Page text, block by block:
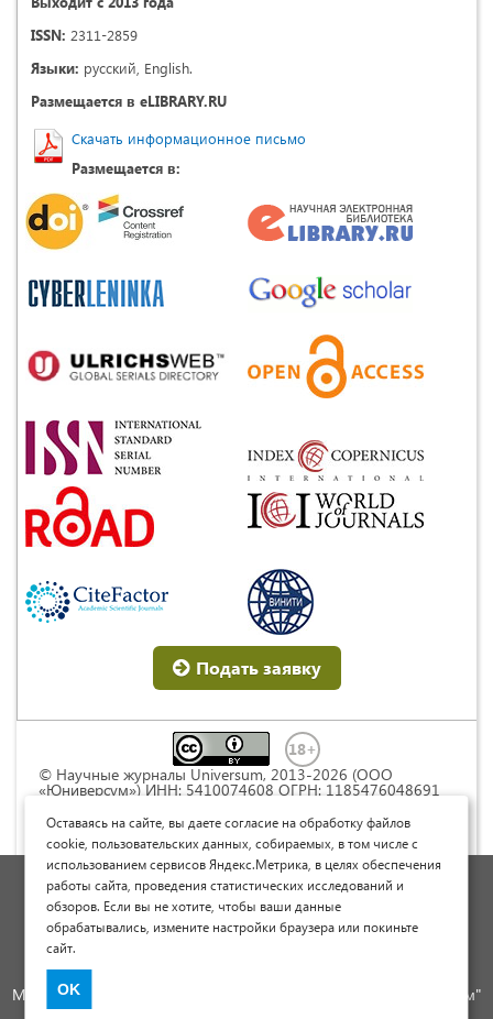
ISSN: 2311-2859
Языки: русский, English.
Размещается в eLIBRARY.RU
Скачать информационное письмо
Размещается в:
Подать заявку
© Научные журналы Universum, 2013-2026 (ООО
«Юниверсум») ИНН: 5410074608 ОГРН: 1185476048691
Commons « Attribution» («Атрибуция») 4.0
Непортированная
Политика обработки персональных данных
Договор оферты
Опубликовать научную статью
Международный научно-исследовательский журнал "Юниверсум"
Оставаясь на сайте, вы даете согласие на обработку файлов
cookie, пользовательских данных, собираемых, в том числе с
использованием сервисов Яндекс.Метрика, в целях обеспечения
работы сайта, проведения статистических исследований и
обзоров. Если вы не хотите, чтобы ваши данные
обрабатывались, измените настройки браузера или покиньте
сайт.
OK